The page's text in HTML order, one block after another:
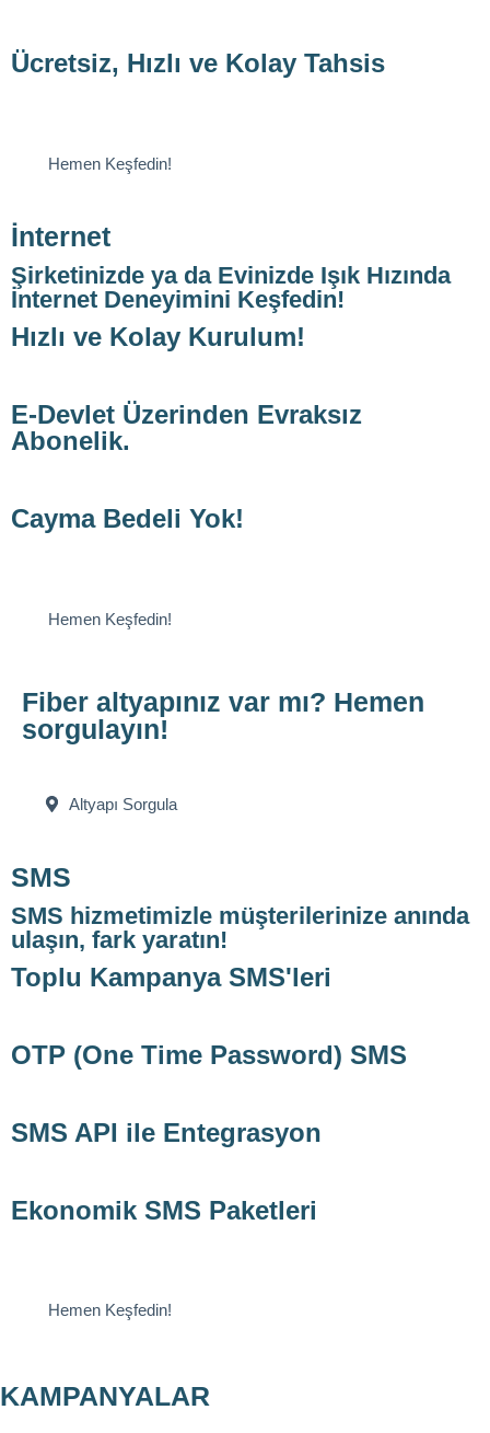
Ücretsiz, Hızlı ve Kolay Tahsis
Hemen Keşfedin!
İnternet
Şirketinizde ya da Evinizde Işık Hızında
İnternet Deneyimini Keşfedin!
Hızlı ve Kolay Kurulum!
E-Devlet Üzerinden Evraksız
Abonelik.
Cayma Bedeli Yok!
Hemen Keşfedin!
Fiber altyapınız var mı? Hemen
sorgulayın!
Altyapı Sorgula
SMS
SMS hizmetimizle müşterilerinize anında
ulaşın, fark yaratın!
Toplu Kampanya SMS'leri
OTP (One Time Password) SMS
SMS API ile Entegrasyon
Ekonomik SMS Paketleri
Hemen Keşfedin!
KAMPANYALAR